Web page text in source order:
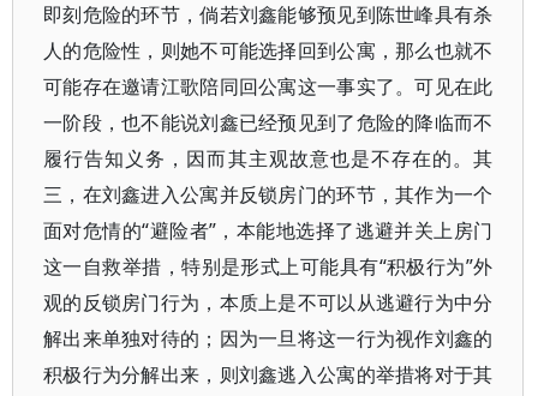
即刻危险的环节，倘若刘鑫能够预见到陈世峰具有杀
人的危险性，则她不可能选择回到公寓，那么也就不
可能存在邀请江歌陪同回公寓这一事实了。可见在此
一阶段，也不能说刘鑫已经预见到了危险的降临而不
履行告知义务，因而其主观故意也是不存在的。其
三，在刘鑫进入公寓并反锁房门的环节，其作为一个
面对危情的“避险者”，本能地选择了逃避并关上房门
这一自救举措，特别是形式上可能具有“积极行为”外
观的反锁房门行为，本质上是不可以从逃避行为中分
解出来单独对待的；因为一旦将这一行为视作刘鑫的
积极行为分解出来，则刘鑫逃入公寓的举措将对于其